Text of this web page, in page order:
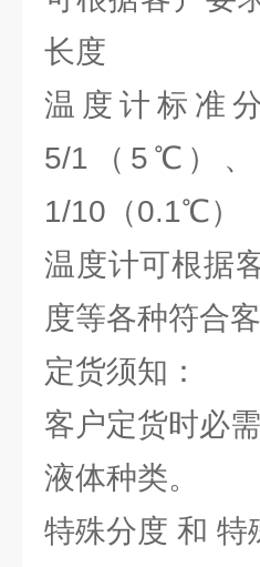
长度
温度计标准
5/1（5℃）
1/10（0.1℃）
温度计可根据
度等各种符合
定货须知：
客户定货时必
液体种类。
特殊分度 和 特